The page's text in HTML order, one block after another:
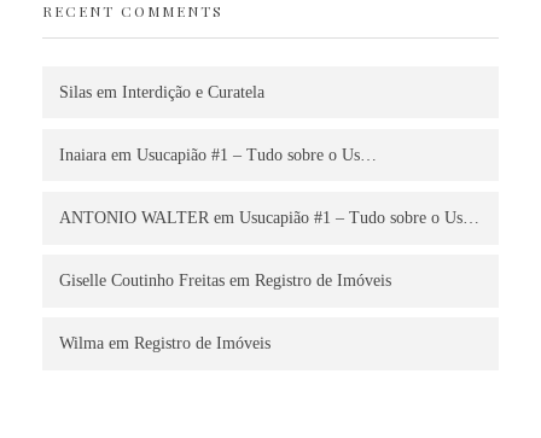
RECENT COMMENTS
Silas em Interdição e Curatela
Inaiara em Usucapião #1 – Tudo sobre o Us…
ANTONIO WALTER em Usucapião #1 – Tudo sobre o Us…
Giselle Coutinho Freitas em Registro de Imóveis
Wilma em Registro de Imóveis